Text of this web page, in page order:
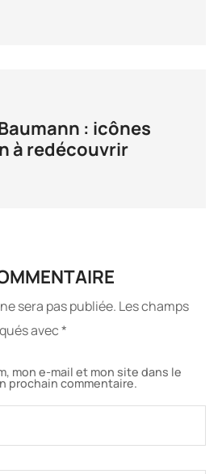
: icônes
à redécouvrir
sera pas publiée. Les champs
avec*
mon e-mail et mon site dans le
prochain commentaire.